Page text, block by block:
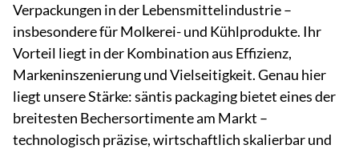
Verpackungen in der Lebensmittelindustrie –
insbesondere für Molkerei- und Kühlprodukte. Ihr
Vorteil liegt in der Kombination aus Effizienz,
Markeninszenierung und Vielseitigkeit. Genau hier
liegt unsere Stärke: säntis packaging bietet eines der
breitesten Bechersortimente am Markt –
technologisch präzise, wirtschaftlich skalierbar und